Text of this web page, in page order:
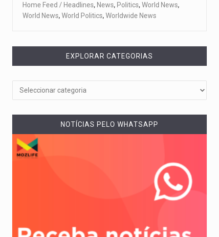
Home Feed / Headlines, News, Politics, World News,
World News, World Politics, Worldwide News
EXPLORAR CATEGORIAS
NOTÍCIAS PELO WHATSAPP